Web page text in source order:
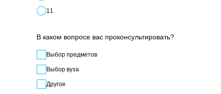
11
В каком вопросе вас проконсультировать?
Выбор предметов
Выбор вуза
Другое